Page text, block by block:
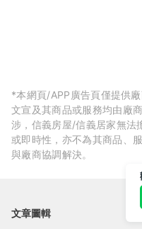
*本網頁/APP廣告頁僅提供
文宣及其商品或服務均由廠
涉，信義房屋/信義居家無法
或即時性，亦不為其商品、
與廠商協調解決。
文章圖輯